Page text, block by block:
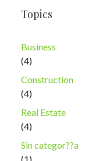
Topics
Business
(4)
Construction
(4)
Real Estate
(4)
Sin categor??a